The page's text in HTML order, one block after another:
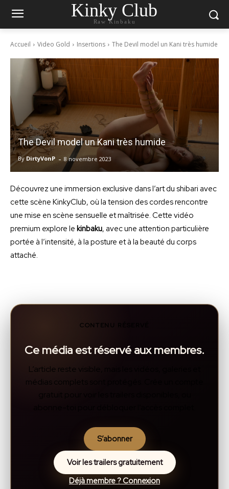
Kinky Club
Raw Kinbaku
Accueil Video Gold Insertions The Devil model un Kani très humide
The Devil model un Kani très humide
By DirtyVonP - 8 novembre 2023
Découvrez une immersion exclusive dans l’art du shibari avec
cette scène KinkyClub, où la tension des cordes rencontre
une mise en scène sensuelle et maîtrisée. Cette vidéo
premium explore le kinbaku, avec une attention particulière
portée à l’intensité, à la posture et à la beauté du corps
attaché.
CONTENU RÉSERVÉ
Ce média est réservé aux membres.
L’article reste visible, mais les vidéos, galeries et
médias complets sont protégés. Crée un compte
gratuit pour voir les trailers disponibles, ou
S’abonner
Voir les trailers gratuitement
Déjà membre ? Connexion